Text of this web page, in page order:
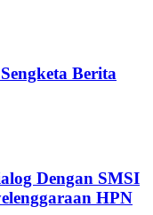
Berita
Dengan SMSI
HPN